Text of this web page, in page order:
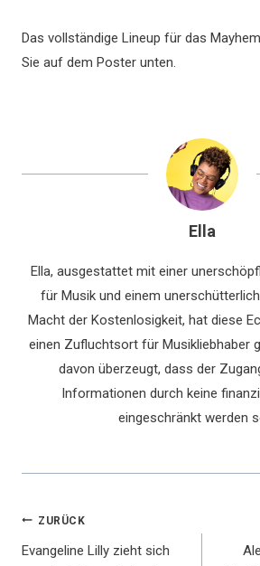
Das vollständige Lineup für das
Sie auf dem Poster unten.
Ella
Ella, ausgestattet mit einer
für Musik und einem
Macht der Kostenlosigkeit, hat diese
einen Zufluchtsort für Musikliebhaber
davon überzeugt, dass der
Informationen durch keine
eingeschränkt werden
Beitragsnavigation
ZURÜCK
Evangeline Lilly zieht sich